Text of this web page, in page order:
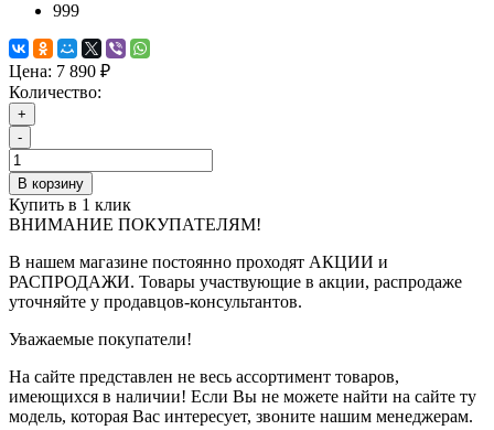
999
Цена: 7 890 ₽
Количество:
+
-
В корзину
Купить в 1 клик
ВНИМАНИЕ ПОКУПАТЕЛЯМ!
В нашем магазине постоянно проходят АКЦИИ и
РАСПРОДАЖИ. Товары участвующие в акции, распродаже
уточняйте у продавцов-консультантов.
Уважаемые покупатели!
На сайте представлен не весь ассортимент товаров,
имеющихся в наличии! Если Вы не можете найти на сайте ту
модель, которая Вас интересует, звоните нашим менеджерам.